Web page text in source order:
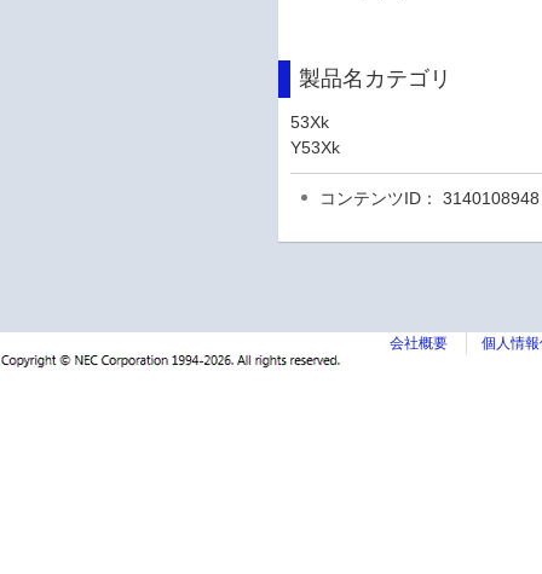
製品名カテゴリ
53Xk
Y53Xk
コンテンツID： 3140108948
会社概要 個人情